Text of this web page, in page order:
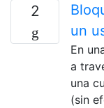
2
un
En
a
una
(sin